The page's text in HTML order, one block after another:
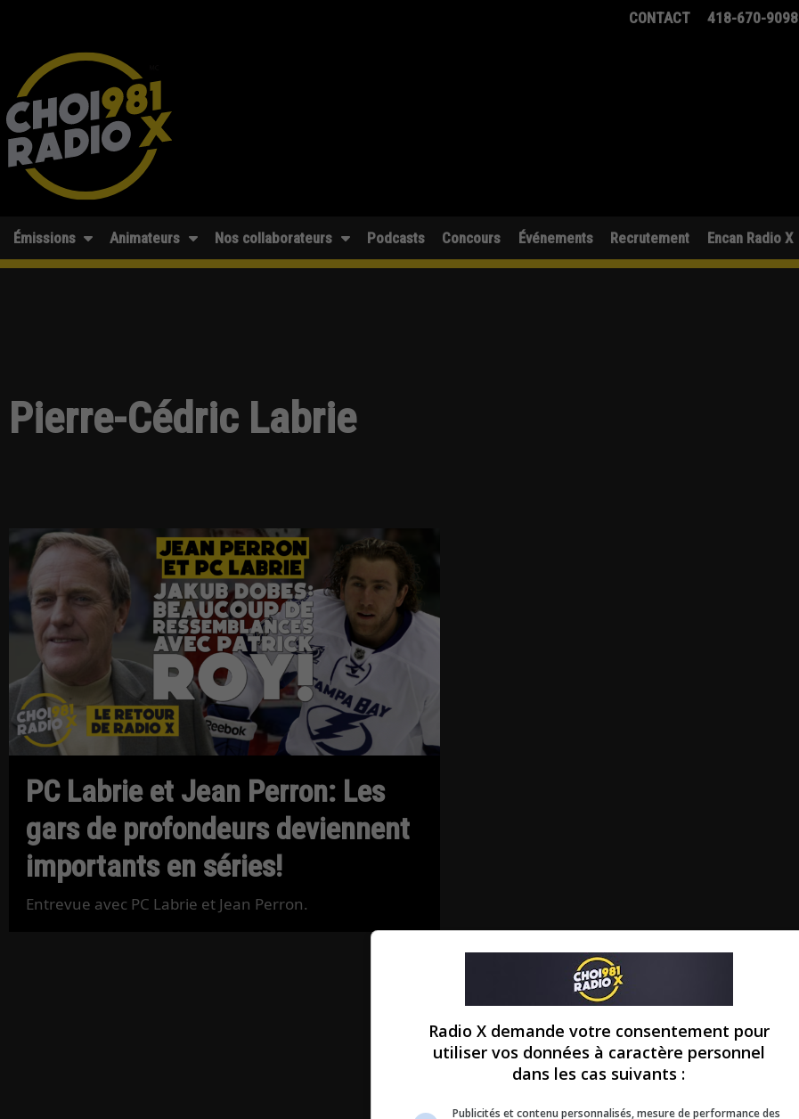
CONTACT 418-670-9098
Émissions Animateurs Nos collaborateurs Podcasts Concours Événements Recrutement Encan Radio X
Pierre-Cédric Labrie
PC Labrie et Jean Perron: Les
gars de profondeurs deviennent
importants en séries!
Entrevue avec PC Labrie et Jean Perron.
Radio X demande votre consentement pour
utiliser vos données à caractère personnel
dans les cas suivants :
Publicités et contenu personnalisés, mesure de performance des